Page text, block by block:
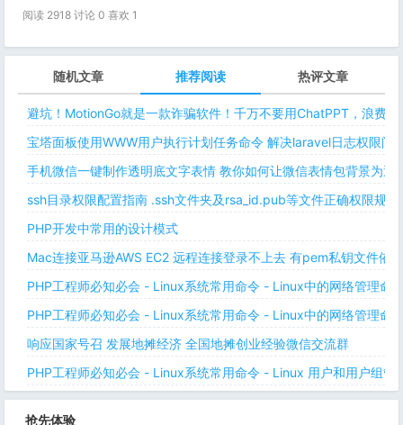
阅读 2918 讨论 0 喜欢 1
随机文章 推荐阅读 热评文章
避坑！MotionGo就是一款诈骗软件！千万不要用ChatPPT，浪费时
宝塔面板使用WWW用户执行计划任务命令 解决laravel日志权限问
手机微信一键制作透明底文字表情 教你如何让微信表情包背景为
ssh目录权限配置指南 .ssh文件夹及rsa_id.pub等文件正确权限规则
PHP开发中常用的设计模式
Mac连接亚马逊AWS EC2 远程连接登录不上去 有pem私钥文件依
PHP工程师必知必会 - Linux系统常用命令 - Linux中的网络管理命
PHP工程师必知必会 - Linux系统常用命令 - Linux中的网络管理命
响应国家号召 发展地摊经济 全国地摊创业经验微信交流群
PHP工程师必知必会 - Linux系统常用命令 - Linux 用户和用户组管
抢先体验